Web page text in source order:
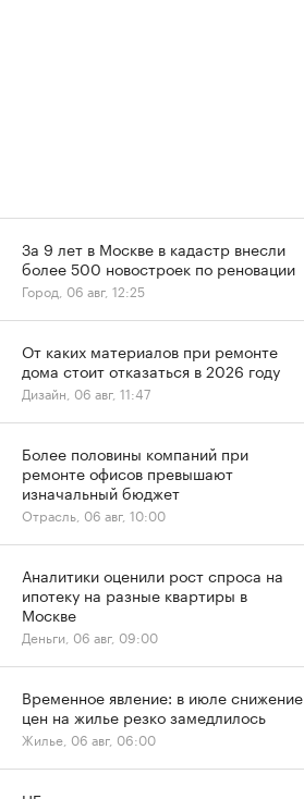
За 9 лет в Москве в кадастр внесли
более 500 новостроек по реновации
Город, 06 авг, 12:25
От каких материалов при ремонте
дома стоит отказаться в 2026 году
Дизайн, 06 авг, 11:47
Более половины компаний при
ремонте офисов превышают
изначальный бюджет
Отрасль, 06 авг, 10:00
Аналитики оценили рост спроса на
ипотеку на разные квартиры в
Москве
Деньги, 06 авг, 09:00
Временное явление: в июле снижение
цен на жилье резко замедлилось
Жилье, 06 авг, 06:00